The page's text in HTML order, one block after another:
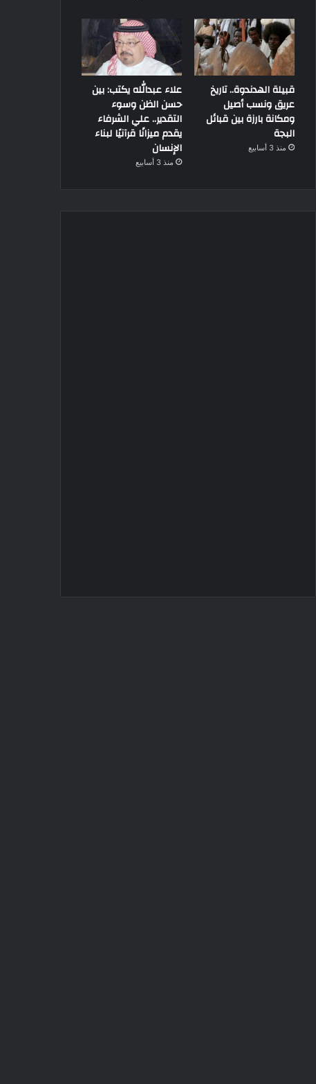
قبيلة الهدندوة.. تاريخ
عريق ونسب أصيل
ومكانة بارزة بين قبائل
البجة
منذ 3 أسابيع
علاء عبدالله يكتب: بين
حسن الظن وسوء
التقدير.. علي الشرفاء
يقدم ميزانًا قرآنيًا لبناء
الإنسان
منذ 3 أسابيع